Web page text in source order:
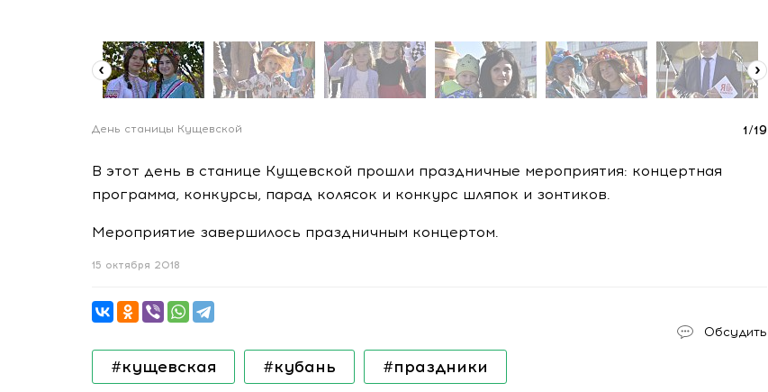
День станицы Кущевской 1/19
В этот день в станице Кущевской прошли праздничные мероприятия: концертная
программа, конкурсы, парад колясок и конкурс шляпок и зонтиков.
Мероприятие завершилось праздничным концертом.
15 октября 2018
Обсудить
#кущевская #кубань #праздники